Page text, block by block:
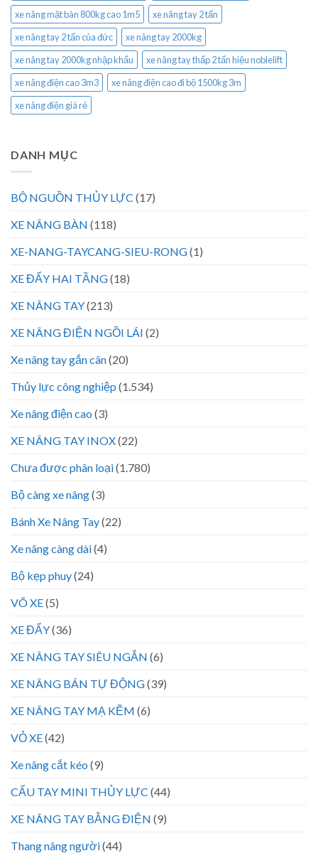
xe nâng mặt bàn 800kg cao 1m5
xe nâng tay 2 tấn
xe nâng tay 2 tấn của đức
xe nâng tay 2000kg
xe nâng tay 2000kg nhập khẩu
xe nâng tay thấp 2 tấn hiệu noblelift
xe nâng điện cao 3m3
xe nâng điện cao đi bộ 1500kg 3m
xe nâng điện giá rẻ
DANH MỤC
BỘ NGUỒN THỦY LỰC (17)
XE NÂNG BÀN (118)
XE-NANG-TAYCANG-SIEU-RONG(1)
XE ĐẨY HAI TẦNG(18)
XE NÂNG TAY(213)
XE NÂNG ĐIỆN NGỒI LÁI (2)
Xe nâng tay gắn cân(20)
Thủy lực công nghiệp (1.534)
Xe nâng điện cao (3)
XE NÂNG TAY INOX(22)
Chưa được phân loại(1.780)
Bộ càng xe nâng(3)
Bánh Xe Nâng Tay(22)
Xe nâng càng dài(4)
Bộ kẹp phuy(24)
VÕ XE(5)
XE ĐẨY(36)
XE NÂNG TAY SIÊU NGẮN (6)
XE NÂNG BÁN TỰ ĐỘNG(39)
XE NÂNG TAY MẠ KẼM (6)
VỎ XE(42)
Xe nâng cắt kéo (9)
CẨU TAY MINI THỦY LỰC (44)
XE NÂNG TAY BẰNG ĐIỆN (9)
Thang nâng người(44)